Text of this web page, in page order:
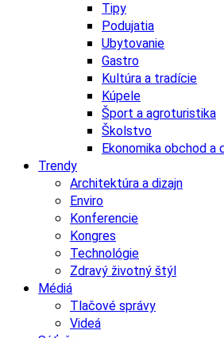
Tipy
Podujatia
Ubytovanie
Gastro
Kultúra a tradície
Kúpele
Šport a agroturistika
Školstvo
Ekonomika obchod a
Trendy
Architektúra a dizajn
Enviro
Konferencie
Kongres
Technológie
Zdravý životný štýl
Médiá
Tlačové správy
Videá